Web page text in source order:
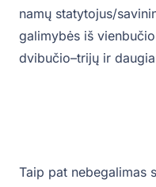
namų statytojus/
galimybės iš
dvibučio–trijų ir
Taip pat nebegalimas